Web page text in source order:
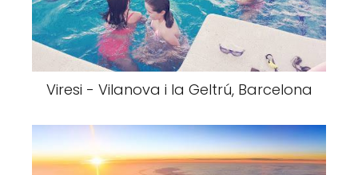
Viresi - Vilanova i la Geltrú, Barcelona